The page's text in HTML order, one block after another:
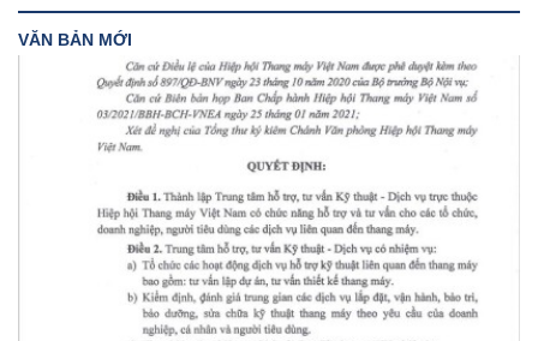
VĂN BẢN MỚI